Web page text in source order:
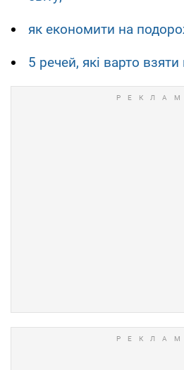
як економити на
5 речей, які варто